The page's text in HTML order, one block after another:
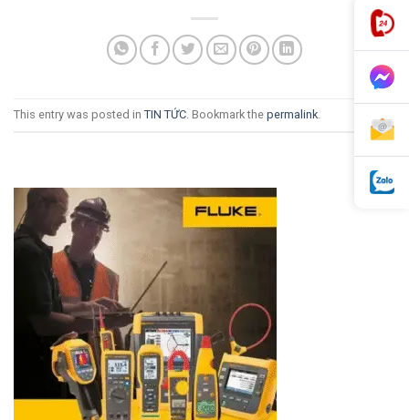
This entry was posted in TIN TỨC . Bookmark the permalink